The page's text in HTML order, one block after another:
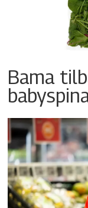
Bama